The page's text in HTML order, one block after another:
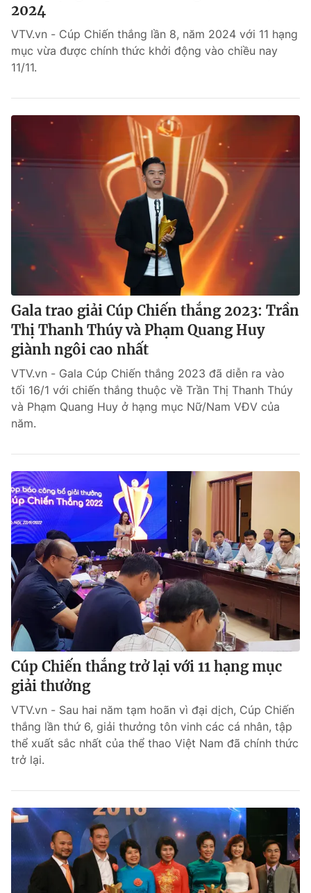
2024
VTV.vn - Cúp Chiến thắng lần 8, năm 2024 với 11 hạng
mục vừa được chính thức khởi động vào chiều nay
11/11.
Gala trao giải Cúp Chiến thắng 2023: Trần
Thị Thanh Thúy và Phạm Quang Huy
giành ngôi cao nhất
VTV.vn - Gala Cúp Chiến thắng 2023 đã diễn ra vào
tối 16/1 với chiến thắng thuộc về Trần Thị Thanh Thúy
và Phạm Quang Huy ở hạng mục Nữ/Nam VĐV của
năm.
Cúp Chiến thắng trở lại với 11 hạng mục
giải thưởng
VTV.vn - Sau hai năm tạm hoãn vì đại dịch, Cúp Chiến
thắng lần thứ 6, giải thưởng tôn vinh các cá nhân, tập
thể xuất sắc nhất của thể thao Việt Nam đã chính thức
trở lại.